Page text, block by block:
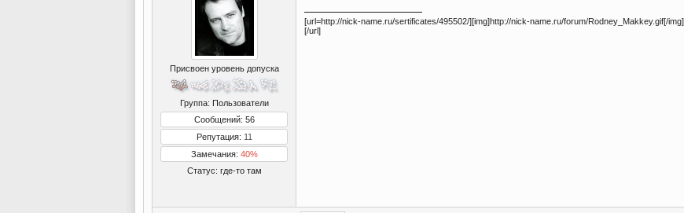
Присвоен уровень допуска
Группа: Пользователи
Сообщений: 56
Репутация: 11
Замечания: 40%
Статус: где-то там
[url=http://nick-name.ru/sertificates/495502/][img]http://nick-name.ru/forum/Rodney_Makkey.gif[/img]
[/url]